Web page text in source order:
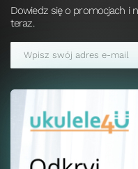
Dowiedz się o promocjach i
teraz.